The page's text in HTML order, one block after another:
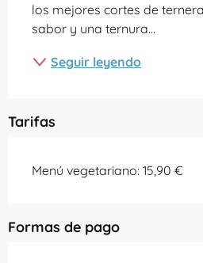
los mejores cortes de
sabor y una ternura...
Seguir leyendo
Tarifas
Menú vegetariano: 15,90 €
Formas de pago